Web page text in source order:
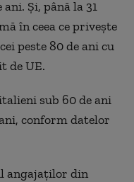
Și, până la 31
în ceea ce privește
peste 80 de ani cu
de UE.
sub 60 de ani
conform datelor
angajaților din